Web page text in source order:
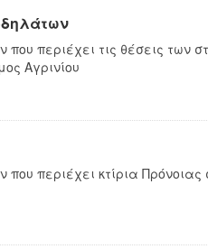
που περιέχει τις θέσεις των
Αγρινίου
περιέχει κτίρια